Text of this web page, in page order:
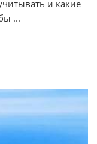
и какие
...